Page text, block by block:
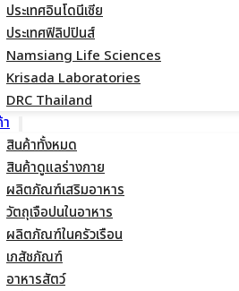
ประเทศอินโดนีเซีย
ประเทศฟิลิปปินส์
Namsiang Life Sciences
Krisada Laboratories
DRC Thailand
สินค้าทั้งหมด
สินค้าดูแลร่างกาย
ผลิตภัณฑ์เสริมอาหาร
วัตถุเจือปนในอาหาร
ผลิตภัณฑ์ในครัวเรือน
เภสัชภัณฑ์
อาหารสัตว์